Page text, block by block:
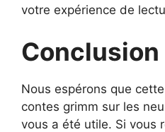
votre expérience de
Conclusion
Nous espérons que
contes grimm sur les
vous a été utile. Si vous